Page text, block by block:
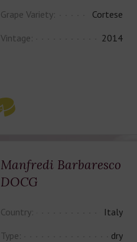
Grape Variety:
Cortese
Vintage:
2014
Manfredi Barbaresco
DOCG
Country:
Italy
Type:
dry